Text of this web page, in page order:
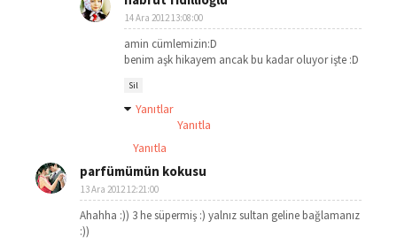
14 Ara 2012 13:08:00
amin cümlemizin:D
benim aşk hikayem ancak bu kadar oluyor işte :D
Sil
Yanıtlar
Yanıtla
Yanıtla
parfümümün kokusu
13 Ara 2012 12:21:00
Ahahha :)) 3 he süpermiş :) yalnız sultan geline bağlamanız
:))